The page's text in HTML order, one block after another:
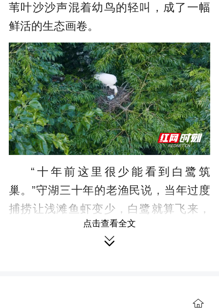
苇叶沙沙声混着幼鸟的轻叫，成了一幅
鲜活的生态画卷。
“十年前这里很少能看到白鹭筑
巢。”守湖三十年的老渔民说，当年过度
捕捞让浅滩鱼虾变少，白鹭就算飞来，
也很难找到足够的食物留下。2016年长
江禁渔政策落地，君山全面退捕，拆了
点击查看全文
